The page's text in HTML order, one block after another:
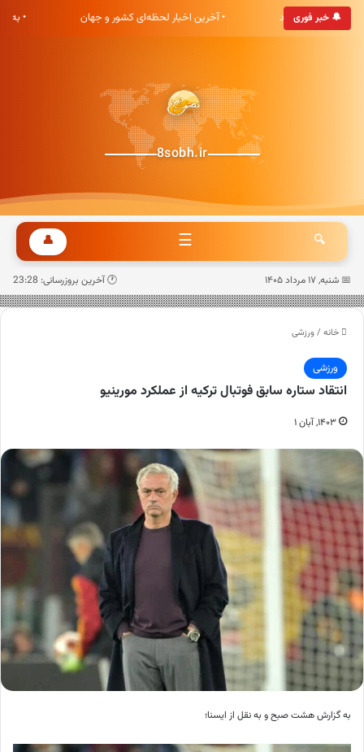
🔔 خبر فوری
صبح خوش آمدید • آخرین اخبار لحظه‌ای کشور و جهان •
8sobh.ir
🔍
☰
👤
📅 شنبه, ۱۷ مرداد ۱۴۰۵ 🕐 آخرین بروزرسانی: 23:28
خانه /ورزشی
ورزشی
انتقاد ستاره سابق فوتبال ترکیه از عملکرد مورینیو
۱۴۰۳, آبان ۱
به گزارش هشت صبح و به نقل از ایسنا؛